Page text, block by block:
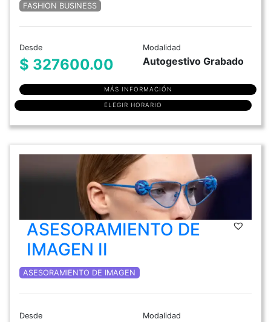
FASHION BUSINESS
Desde
$ 327600.00
Modalidad
Autogestivo Grabado
MÁS INFORMACIÓN
ELEGIR HORARIO
ASESORAMIENTO DE
IMAGEN II
ASESORAMIENTO DE IMAGEN
Desde Modalidad